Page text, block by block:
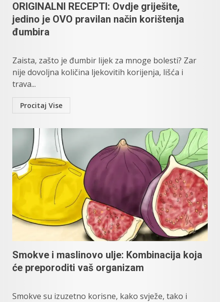
ORIGINALNI RECEPTI: Ovdje griješite,
jedino je OVO pravilan način korištenja
đumbira
Zaista, zašto je đumbir lijek za mnoge bolesti? Zar
nije dovoljna količina ljekovitih korijenja, lišća i
trava...
Procitaj Vise
Smokve i maslinovo ulje: Kombinacija koja
će preporoditi vaš organizam
Smokve su izuzetno korisne, kako svježe, tako i